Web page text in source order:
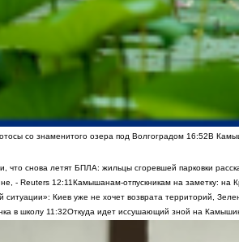
со знаменитого озера под Волгоградом 16:52В
что снова летят БПЛА: жильцы сгоревшей парковки
- Reuters 12:11Камышанам-отпускникам на заметку: на
ситуации»: Киев уже не хочет возврата территорий,
в школу 11:32Откуда идет иссушающий зной на